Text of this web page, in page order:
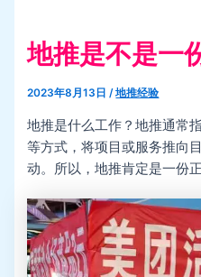
地推是不是一
2023年8月13日/地推经验
地推是什么工作？地推通常
等方式，将项目或服务推向
动。所以，地推肯定是一份